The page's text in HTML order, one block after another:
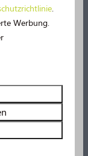
können
im
m lange
Werbung.